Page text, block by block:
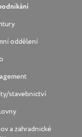
oddělení
stavebnictví
a zahradnické